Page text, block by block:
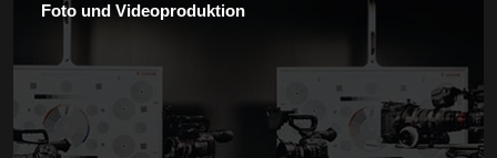
Foto und Videoproduktion